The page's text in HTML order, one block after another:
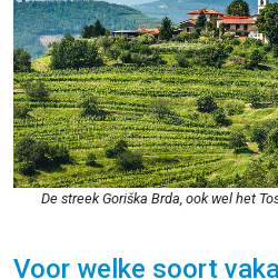
De streek Goriška Brda, ook wel het
Voor welke soort